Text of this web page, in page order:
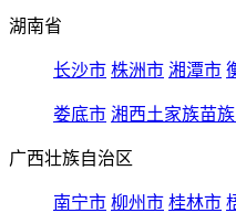
湖南省
长沙市 株洲市 湘潭市
娄底市 湘西土家族苗
广西壮族自治区
南宁市 柳州市 桂林市